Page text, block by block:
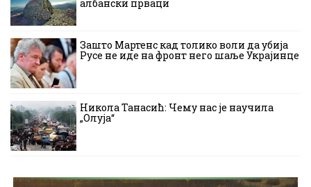
албански прваци
Зашто Мартенс кад толико воли да убија
Русе не иде на фронт него шаље Украјинце
Никола Танасић: Чему нас је научила
„Олуја“